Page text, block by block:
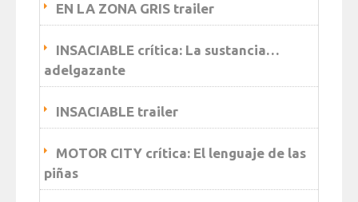
EN LA ZONA GRIS trailer
INSACIABLE crítica: La sustancia…
adelgazante
INSACIABLE trailer
MOTOR CITY crítica: El lenguaje de las
piñas